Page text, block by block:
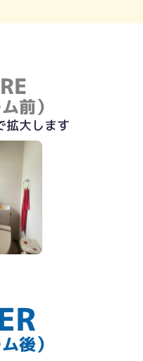
前）
拡大します
後）